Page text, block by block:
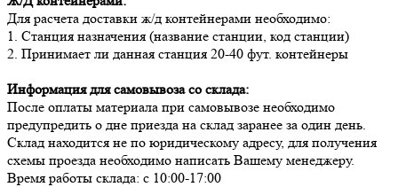
Для расчета доставки ж/д контейнерами необходимо:
1. Станция назначения (название станции, код станции)
2. Принимает ли данная станция 20-40 фут. контейнеры
Информация для самовывоза со склада:
После оплаты материала при самовывозе необходимо
предупредить о дне приезда на склад заранее за один день.
Склад находится не по юридическому адресу, для получения
схемы проезда необходимо написать Вашему менеджеру.
Время работы склада: с 10:00-17:00